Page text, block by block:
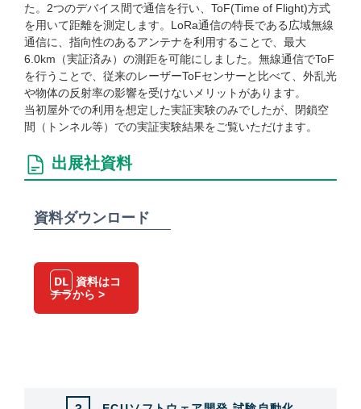
た。2つのデバイス間で通信を行い、ToF(Time of Flight)方式
を用いて距離を測定します。LoRa通信の特長である広域無線
通信に、指向性のあるアンテナを利用することで、最大
6.0km（実証済み）の測距を可能にしました。無線通信でToF
を行うことで、従来のレーザーToFセンサーと比べて、外乱光
や物体の反射率の影響を受けないメリットがあります。
当初屋外での利用を想定した実証実験のみでしたが、閉鎖空
間（トンネル等）での実証実験結果をご覧いただけます。
出展社資料
資料ダウンロード
DL
資料はコ
チラから >
English
大阪開催展
出展のお問い合わせ
視聴登録・ログイン